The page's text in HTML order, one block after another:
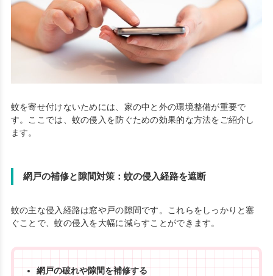
蚊を寄せ付けないためには、家の中と外の環境整備が重要で
す。ここでは、蚊の侵入を防ぐための効果的な方法をご紹介し
ます。
網戸の補修と隙間対策：蚊の侵入経路を遮断
蚊の主な侵入経路は窓や戸の隙間です。これらをしっかりと塞
ぐことで、蚊の侵入を大幅に減らすことができます。
網戸の破れや隙間を補修する